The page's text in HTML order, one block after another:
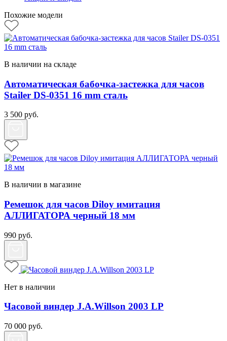
Похожие модели
В наличии на складе
Автоматическая бабочка-застежка для часов
Stailer DS-0351 16 mm сталь
3 500 руб.
В наличии в магазине
Ремешок для часов Diloy имитация
АЛЛИГАТОРА черный 18 мм
990 руб.
Нет в наличии
Часовой виндер J.A.Willson 2003 LP
70 000 руб.